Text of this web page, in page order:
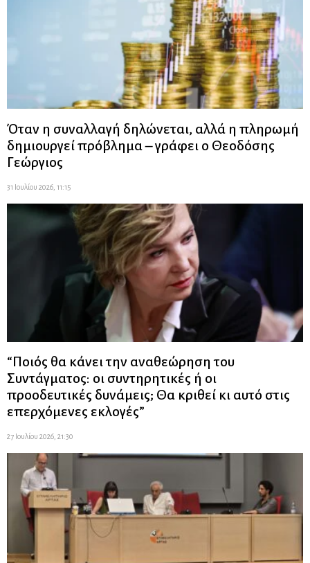
Όταν η συναλλαγή δηλώνεται, αλλά η πληρωμή
δημιουργεί πρόβλημα – γράφει ο Θεοδόσης
Γεώργιος
31 Ιουλίου 2026, 11:15
“Ποιός θα κάνει την αναθεώρηση του
Συντάγματος: οι συντηρητικές ή οι
προοδευτικές δυνάμεις; Θα κριθεί κι αυτό στις
επερχόμενες εκλογές”
27 Ιουλίου 2026, 21:30